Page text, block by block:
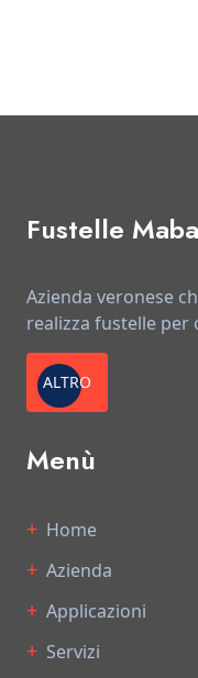
Fustelle
Azienda veronese
realizza fustelle per
ALTRO
Menù
Home
Azienda
Applicazioni
Servizi